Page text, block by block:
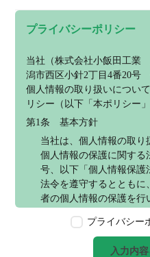
プライバシーポリシー
当社（株式会社小飯田工業
潟市西区小針2丁目4番20号
個人情報の取り扱いについ
リシー（以下「本ポリシー
第1条　基本方針
当社は、個人情報の取り
個人情報の保護に関す
号、以下「個人情報保護
法令を遵守するとともに
者の個人情報の保護を行
のとします。
第2条　個人情報の定義
プライバシー
入力内